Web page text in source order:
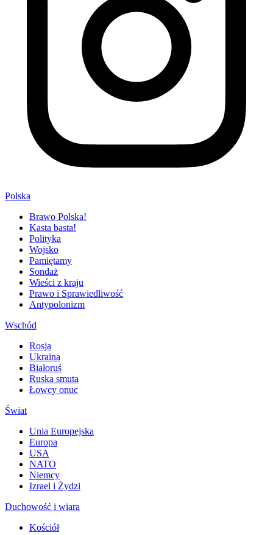
Polska
Brawo Polska!
Kasta basta!
Polityka
Wojsko
Pamiętamy
Sondaż
Wieści z kraju
Prawo i Sprawiedliwość
Antypolonizm
Wschód
Rosja
Ukraina
Białoruś
Ruska smuta
Łowcy onuc
Świat
Unia Europejska
Europa
USA
NATO
Niemcy
Izrael i Żydzi
Duchowość i wiara
Kościół